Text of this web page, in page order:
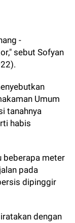
-
sebut Sofyan
Umum
tanahnya
habis
beberapa meter
pada
dipinggir
dengan